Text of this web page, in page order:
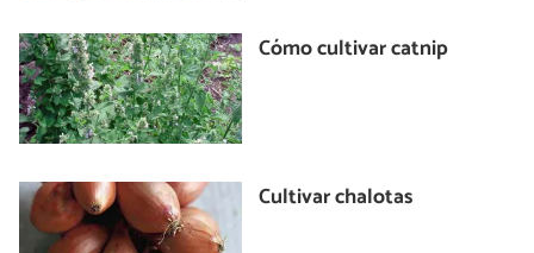
Cómo cultivar catnip
Cultivar chalotas